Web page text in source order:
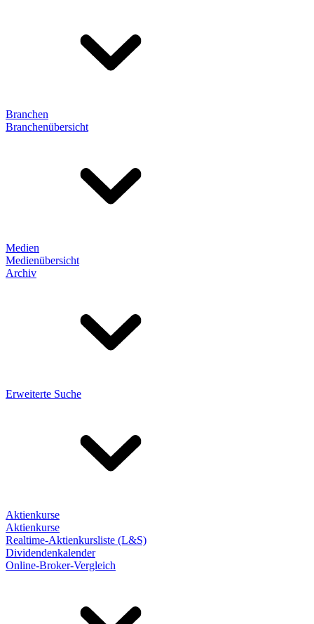
Branchen
Branchenübersicht
Medien
Medienübersicht
Archiv
Erweiterte Suche
Aktienkurse
Aktienkurse
Realtime-Aktienkursliste (L&S)
Dividendenkalender
Online-Broker-Vergleich